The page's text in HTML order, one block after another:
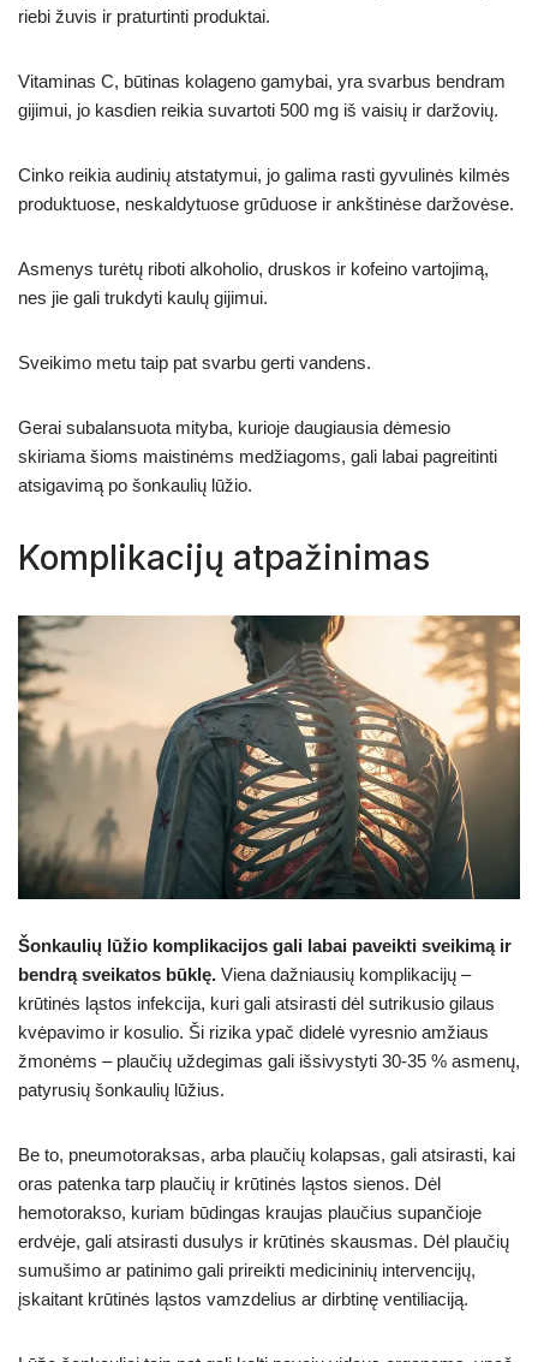
riebi žuvis ir praturtinti produktai.
Vitaminas C, būtinas kolageno gamybai, yra svarbus bendram
gijimui, jo kasdien reikia suvartoti 500 mg iš vaisių ir daržovių.
Cinko reikia audinių atstatymui, jo galima rasti gyvulinės kilmės
produktuose, neskaldytuose grūduose ir ankštinėse daržovėse.
Asmenys turėtų riboti alkoholio, druskos ir kofeino vartojimą,
nes jie gali trukdyti kaulų gijimui.
Sveikimo metu taip pat svarbu gerti vandens.
Gerai subalansuota mityba, kurioje daugiausia dėmesio
skiriama šioms maistinėms medžiagoms, gali labai pagreitinti
atsigavimą po šonkaulių lūžio.
Komplikacijų atpažinimas
Šonkaulių lūžio komplikacijos gali labai paveikti sveikimą ir
bendrą sveikatos būklę. Viena dažniausių komplikacijų –
krūtinės ląstos infekcija, kuri gali atsirasti dėl sutrikusio gilaus
kvėpavimo ir kosulio. Ši rizika ypač didelė vyresnio amžiaus
žmonėms – plaučių uždegimas gali išsivystyti 30-35 % asmenų,
patyrusių šonkaulių lūžius.
Be to, pneumotoraksas, arba plaučių kolapsas, gali atsirasti, kai
oras patenka tarp plaučių ir krūtinės ląstos sienos. Dėl
hemotorakso, kuriam būdingas kraujas plaučius supančioje
erdvėje, gali atsirasti dusulys ir krūtinės skausmas. Dėl plaučių
sumušimo ar patinimo gali prireikti medicininių intervencijų,
įskaitant krūtinės ląstos vamzdelius ar dirbtinę ventiliaciją.